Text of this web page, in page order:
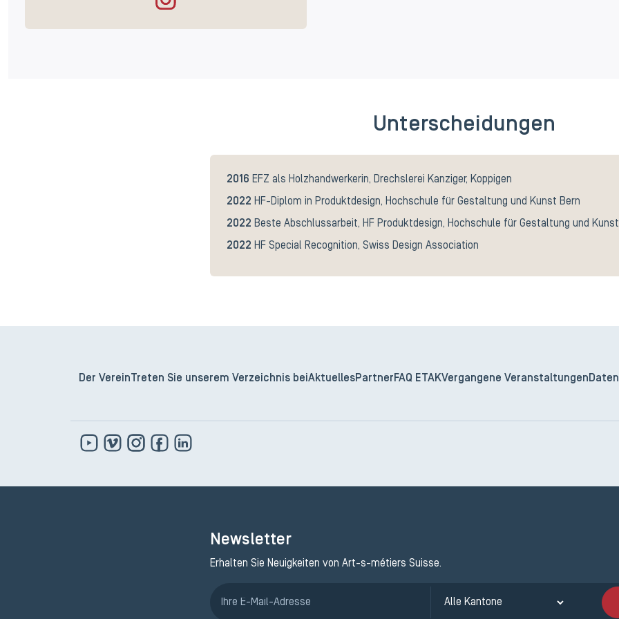
Unterscheidungen
2016 EFZ als Holzhandwerkerin, Drechslerei Kanziger, Koppigen
2022 HF-Diplom in Produktdesign, Hochschule für Gestaltung und Kunst Bern
2022 Beste Abschlussarbeit, HF Produktdesign, Hochschule für Gestaltung und
2022 HF Special Recognition, Swiss Design Association
Der Verein Treten Sie unserem Verzeichnis bei AktuellesPartner FAQ ETAKVergangene Veranstaltungen
Newsletter
Erhalten Sie Neuigkeiten von Art-s-métiers Suisse.